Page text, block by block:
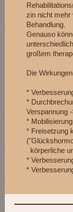
zin nicht mehr
Behandlung.
Genauso
großem
Die
*
*
Verspannung
*
* Freisetzung
körperliche
*
*